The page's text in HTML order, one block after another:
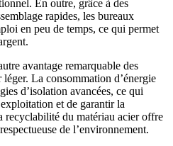
En outre, grâce à des
rapides, les bureaux
en peu de temps, ce qui permet
avantage remarquable des
La consommation d’énergie
d’isolation avancées, ce qui
et de garantir la
recyclabilité du matériau acier offre
de l’environnement.